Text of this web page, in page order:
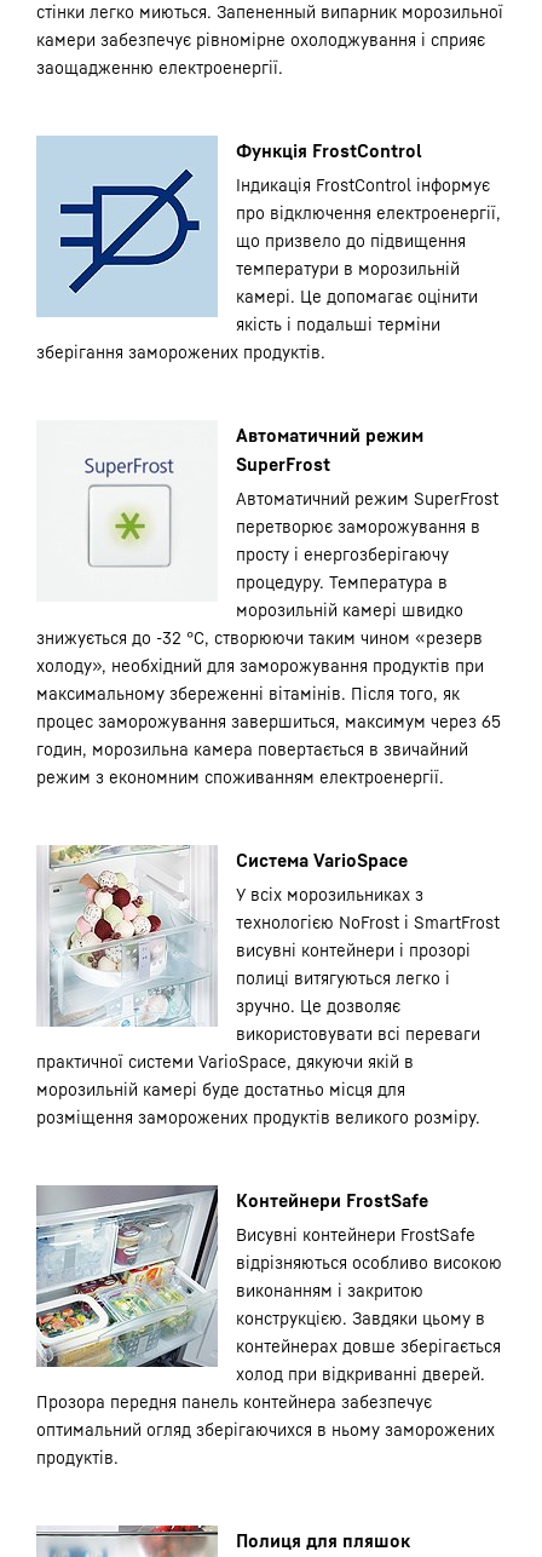
стінки легко миються. Запененный випарник морозильної
камери забезпечує рівномірне охолоджування і сприяє
заощадженню електроенергії.
Функція FrostControl
Індикація FrostControl інформує
про відключення електроенергії,
що призвело до підвищення
температури в морозильній
камері. Це допомагає оцінити
якість і подальші терміни
зберігання заморожених продуктів.
Автоматичний режим
SuperFrost
Автоматичний режим SuperFrost
перетворює заморожування в
просту і енергозберігаючу
процедуру. Температура в
морозильній камері швидко
знижується до -32 °С, створюючи таким чином «резерв
холоду», необхідний для заморожування продуктів при
максимальному збереженні вітамінів. Після того, як
процес заморожування завершиться, максимум через 65
годин, морозильна камера повертається в звичайний
режим з економним споживанням електроенергії.
Система VarioSpace
У всіх морозильниках з
технологією NoFrost і SmartFrost
висувні контейнери і прозорі
полиці витягуються легко і
зручно. Це дозволяє
використовувати всі переваги
практичної системи VarioSpace, дякуючи якій в
морозильній камері буде достатньо місця для
розміщення заморожених продуктів великого розміру.
Контейнери FrostSafe
Висувні контейнери FrostSafe
відрізняються особливо високою
виконанням і закритою
конструкцією. Завдяки цьому в
контейнерах довше зберігається
холод при відкриванні дверей.
Прозора передня панель контейнера забезпечує
оптимальний огляд зберігаючихся в ньому заморожених
продуктів.
Полиця для пляшок